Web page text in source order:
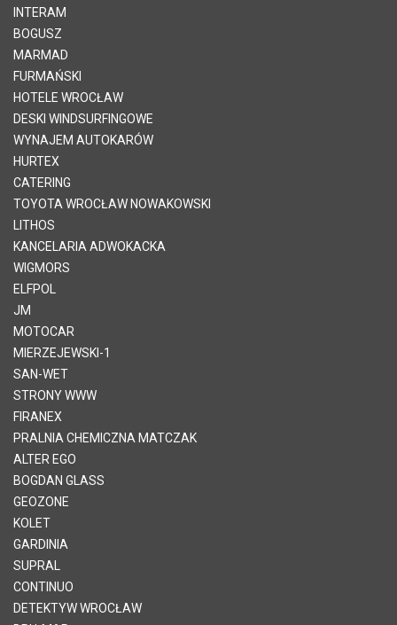
INTERAM
BOGUSZ
MARMAD
FURMAŃSKI
HOTELE WROCŁAW
DESKI WINDSURFINGOWE
WYNAJEM AUTOKARÓW
HURTEX
CATERING
TOYOTA WROCŁAW NOWAKOWSKI
LITHOS
KANCELARIA ADWOKACKA
WIGMORS
ELFPOL
JM
MOTOCAR
MIERZEJEWSKI-1
SAN-WET
STRONY WWW
FIRANEX
PRALNIA CHEMICZNA MATCZAK
ALTER EGO
BOGDAN GLASS
GEOZONE
KOLET
GARDINIA
SUPRAL
CONTINUO
DETEKTYW WROCŁAW